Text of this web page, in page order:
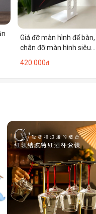
Giá đỡ màn hình để bàn,
chân đỡ màn hình siêu
máy tính ký túc xá GD005
420.000đ